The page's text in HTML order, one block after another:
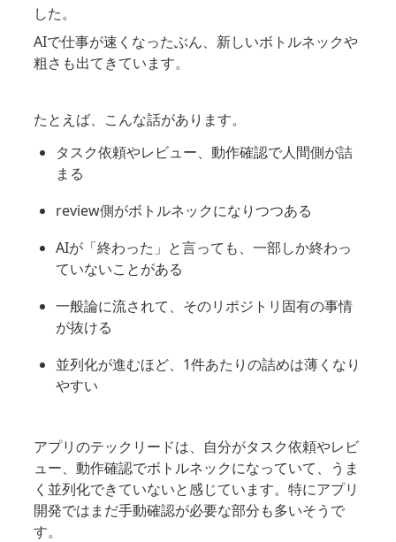
した。
AIで仕事が速くなったぶん、新しいボトルネックや
粗さも出てきています。
たとえば、こんな話があります。
タスク依頼やレビュー、動作確認で人間側が詰
まる
review側がボトルネックになりつつある
AIが「終わった」と言っても、一部しか終わっ
ていないことがある
一般論に流されて、そのリポジトリ固有の事情
が抜ける
並列化が進むほど、1件あたりの詰めは薄くなり
やすい
アプリのテックリードは、自分がタスク依頼やレビ
ュー、動作確認でボトルネックになっていて、うま
く並列化できていないと感じています。特にアプリ
開発ではまだ手動確認が必要な部分も多いそうで
す。